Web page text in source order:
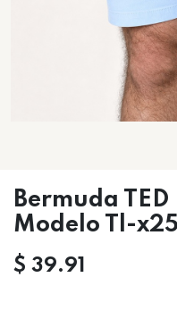
Bermuda
Modelo Tl-x25
$ 39.91